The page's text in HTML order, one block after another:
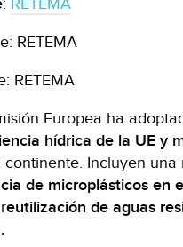
RETEMA
RETEMA
Europea ha
hídrica de la UE y
continente. Incluyen
de microplásticos en
eutilización de aguas